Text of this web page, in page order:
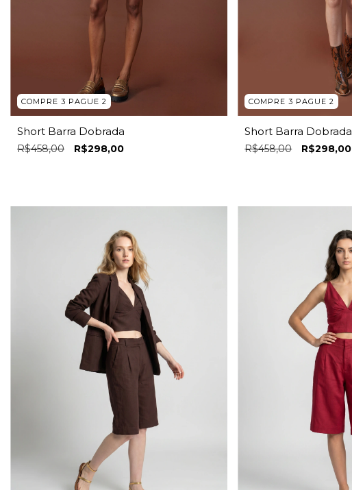
COMPRE 3 PAGUE 2
Short Barra Dobrada
R$458,00 R$298,00
COMPRE 3 PAGUE 2
Short Barra Dobrada
R$458,00 R$298,00